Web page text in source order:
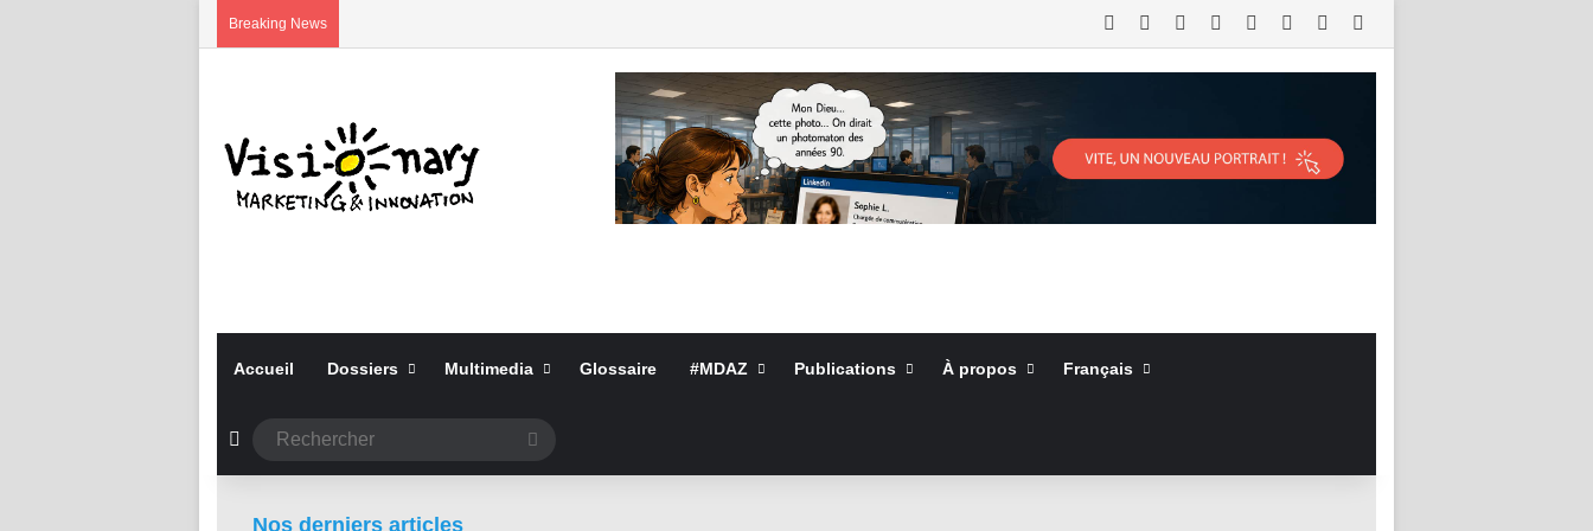
Breaking News RSS Facebook LinkedinYouTubeConnexionArticle Aléatoire
Accueil Dossiers Multimedia Glossaire #MDAZ Publications À propos Français
Article Aléatoire Rechercher
Nos derniers articles
il y a 4 semaines